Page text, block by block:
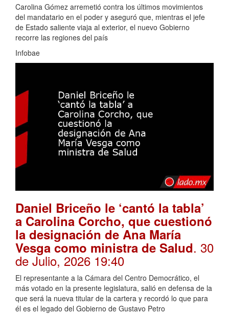
Carolina Gómez arremetió contra los últimos movimientos
del mandatario en el poder y aseguró que, mientras el jefe
de Estado saliente viaja al exterior, el nuevo Gobierno
recorre las regiones del país
Infobae
Daniel Briceño le ‘cantó la tabla’
a Carolina Corcho, que cuestionó
la designación de Ana María
Vesga como ministra de Salud. 30
de Julio, 2026 19:40
El representante a la Cámara del Centro Democrático, el
más votado en la presente legislatura, salió en defensa de la
que será la nueva titular de la cartera y recordó lo que para
él es el legado del Gobierno de Gustavo Petro